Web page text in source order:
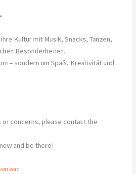
Kultur mit Musik, Snacks, Tänzen,
Besonderheiten.
– sondern um Spaß, Kreativität und
or concerns, please contact the
and be there!